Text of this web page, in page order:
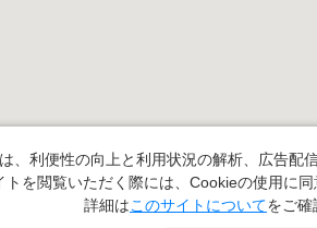
、利便性の向上と利用状況の解析、広告配
トを閲覧いただく際には、Cookieの使用に同
詳細はこのサイトについてをご確